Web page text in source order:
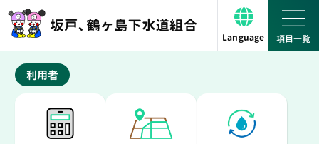
Language
利用者